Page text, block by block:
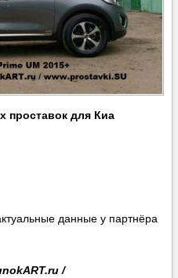
проставок для Киа
данные у партнёра
/